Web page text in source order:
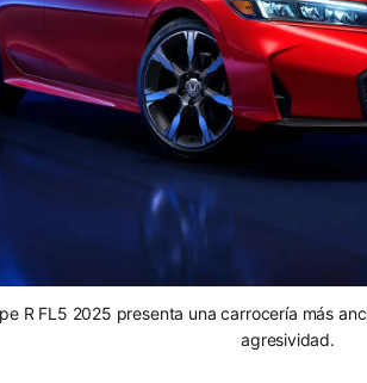
R FL5 2025 presenta una carrocería más
agresividad.